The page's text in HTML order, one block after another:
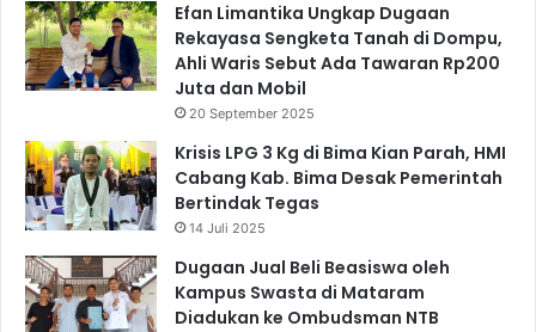
Efan Limantika Ungkap Dugaan
Rekayasa Sengketa Tanah di Dompu,
Ahli Waris Sebut Ada Tawaran Rp200
Juta dan Mobil
20 September 2025
Krisis LPG 3 Kg di Bima Kian Parah, HMI
Cabang Kab. Bima Desak Pemerintah
Bertindak Tegas
14 Juli 2025
Dugaan Jual Beli Beasiswa oleh
Kampus Swasta di Mataram
Diadukan ke Ombudsman NTB